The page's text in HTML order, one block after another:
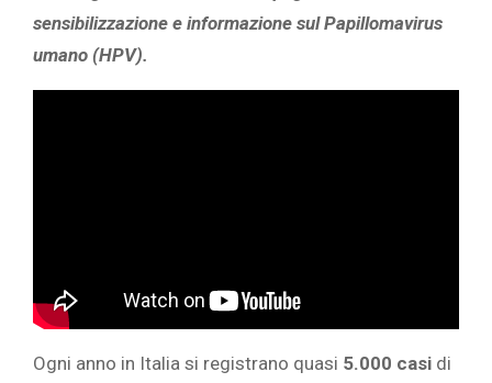
sensibilizzazione e informazione sul Papillomavirus
umano (HPV).
Ogni anno in Italia si registrano quasi 5.000 casi di